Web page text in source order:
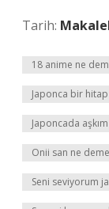
Tarih:
18 anime ne
Japonca bir
Japoncada
Onii san ne
Seni seviyorum